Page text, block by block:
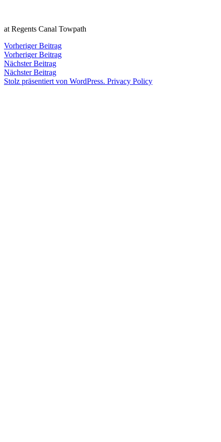
springen
von
Oktober
Januar
2020
einen
zu
at Regents Canal Towpath
Veröffentlicht
von
snhpfr
17.
Oktober
20144.
Januar
Veröffentlicht
in
Uncategorized
Beitragsnavigation
Vorheriger BeitragVorheriger
Beitrag:
Vorheriger Beitrag
Nächster BeitragNächster
Beitrag:
Nächster Beitrag
Stolz präsentiert von WordPress. Privacy Policy